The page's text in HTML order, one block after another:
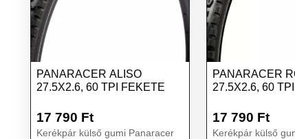
PANARACER ALISO
27.5X2.6, 60 TPI FEKETE
17 790 Ft
Kerékpár külső gumi Panaracer
PANARACER
27.5X2.6, 60
17 790 Ft
Kerékpár külső